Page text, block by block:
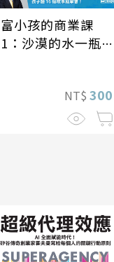
富小孩的商業課
1：沙漠的水一瓶
NT$ 300